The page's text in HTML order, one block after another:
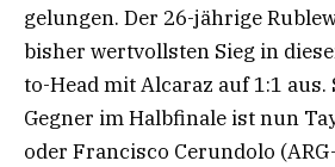
gelungen. Der 26-jährige
bisher wertvollsten Sieg in
to-Head mit Alcaraz auf 1:1 aus.
Gegner im Halbfinale ist nun
oder Francisco Cerundolo